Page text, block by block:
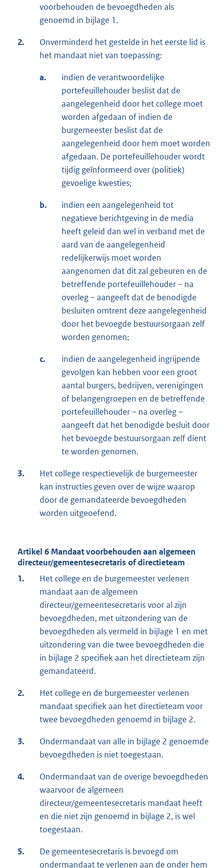
voorbehouden de bevoegdheden als
genoemd in bijlage 1.
2.
Onverminderd het gestelde in het eerste lid is
het mandaat niet van toepassing:
a.
indien de verantwoordelijke
portefeuillehouder beslist dat de
aangelegenheid door het college moet
worden afgedaan of indien de
burgemeester beslist dat de
aangelegenheid door hem moet worden
afgedaan. De portefeuillehouder wordt
tijdig geïnformeerd over (politiek)
gevoelige kwesties;
b.
indien een aangelegenheid tot
negatieve berichtgeving in de media
heeft geleid dan wel in verband met de
aard van de aangelegenheid
redelijkerwijs moet worden
aangenomen dat dit zal gebeuren en de
betreffende portefeuillehouder – na
overleg – aangeeft dat de benodigde
besluiten omtrent deze aangelegenheid
door het bevoegde bestuursorgaan zelf
worden genomen;
c.
indien de aangelegenheid ingrijpende
gevolgen kan hebben voor een groot
aantal burgers, bedrijven, verenigingen
of belangengroepen en de betreffende
portefeuillehouder – na overleg –
aangeeft dat het benodigde besluit door
het bevoegde bestuursorgaan zelf dient
te worden genomen.
3.
Het college respectievelijk de burgemeester
kan instructies geven over de wijze waarop
door de gemandateerde bevoegdheden
worden uitgeoefend.
Artikel 6 Mandaat voorbehouden aan algemeen
directeur/gemeentesecretaris of directieteam
1.
Het college en de burgemeester verlenen
mandaat aan de algemeen
directeur/gemeentesecretaris voor al zijn
bevoegdheden, met uitzondering van de
bevoegdheden als vermeld in bijlage 1 en met
uitzondering van die twee bevoegdheden die
in bijlage 2 specifiek aan het directieteam zijn
gemandateerd.
2.
Het college en de burgemeester verlenen
mandaat specifiek aan het directieteam voor
twee bevoegdheden genoemd in bijlage 2.
3.
Ondermandaat van alle in bijlage 2 genoemde
bevoegdheden is niet toegestaan.
4.
Ondermandaat van de overige bevoegdheden
waarvoor de algemeen
directeur/gemeentesecretaris mandaat heeft
en die niet zijn genoemd in bijlage 2, is wel
toegestaan.
5.
De gemeentesecretaris is bevoegd om
ondermandaat te verlenen aan de onder hem